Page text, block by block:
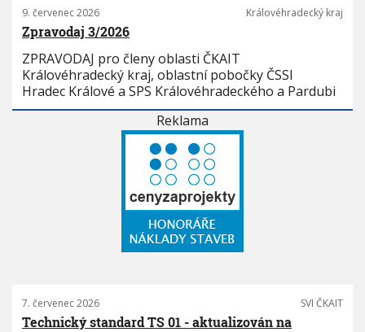
9. červenec 2026 Královéhradecký kraj
Zpravodaj 3/2026
ZPRAVODAJ pro členy oblasti ČKAIT
Královéhradecký kraj, oblastní pobočky ČSSI
Hradec Králové a SPS Královéhradeckého a Pardubi
Reklama
7. červenec 2026 SVI ČKAIT
Technický standard TS 01 - aktualizován na